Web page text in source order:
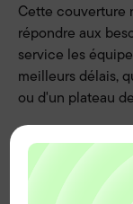
Cette couverture
répondre aux
service les
meilleurs délais,
ou d'un plateau
De plus, forte de
grâce à la
ingénieur,
clients des